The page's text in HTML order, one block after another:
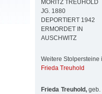
MORITZ TREUHOLD
JG. 1880
DEPORTIERT 1942
ERMORDET IN
AUSCHWITZ
Weitere Stolpersteine
Frieda Treuhold
Frieda Treuhold,geb.